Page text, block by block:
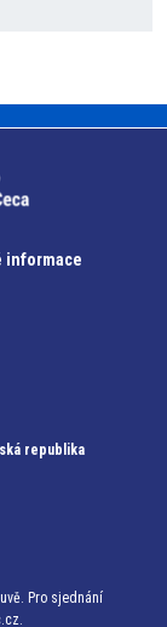
informace
republika
Pro sjednání